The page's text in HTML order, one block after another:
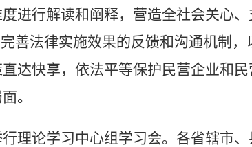
行解读和阐释，营造全社会关心、
善法律实施效果的反馈和沟通机制，
达快享，依法平等保护民营企业和民
。
论学习中心组学习会。各省辖市、